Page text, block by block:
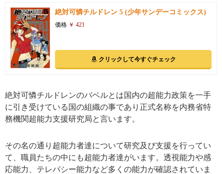
絶対可憐チルドレン 5 (少年サンデーコミックス)
価格 ￥ 421
クリックして今すぐチェック
絶対可憐チルドレンのバベルとは国内の超能力政策を一手
に引き受けている国の組織の事であり正式名称を内務省特
務機関超能力支援研究局と言います。
その名の通り超能力者達について研究及び支援を行ってい
て、職員たちの中にも超能力者達がいます。透視能力や感
応能力、テレパシー能力など多くの能力が確認されていま